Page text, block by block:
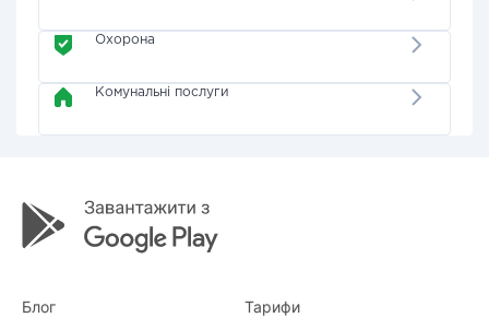
Охорона
Комунальні послуги
Блог Тарифи